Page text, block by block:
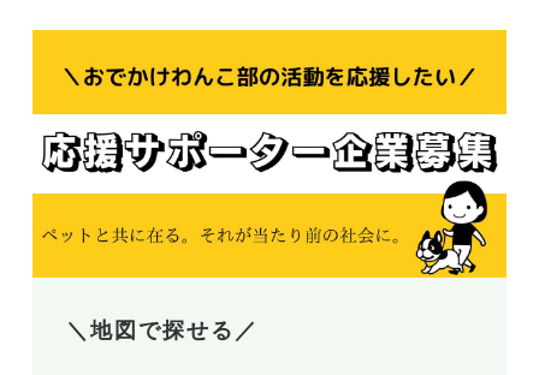
＼地図で探せる／